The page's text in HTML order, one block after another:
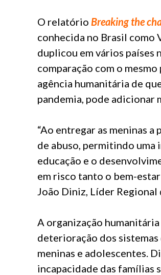
O relatório Breaking the
conhecida no Brasil como
duplicou em vários países
comparação com o
agência humanitária de
pandemia, pode adicionar
“Ao entregar as meninas
de abuso, permitindo
educação e o
em risco tanto o bem-
João Diniz, Líder
A organização
deterioração dos
meninas e adolescentes.
incapacidade das famílias